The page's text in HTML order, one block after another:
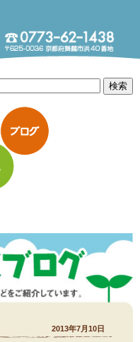
2013年7月10日